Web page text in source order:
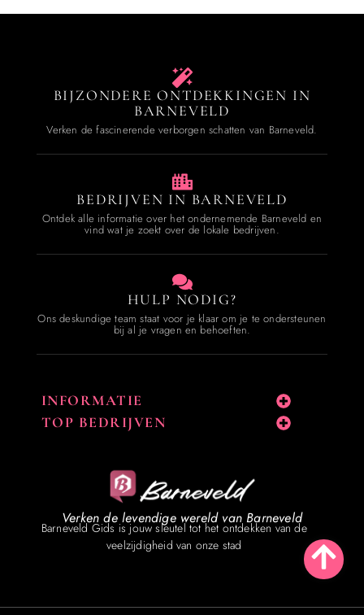
BIJZONDERE ONTDEKKINGEN IN
BARNEVELD
Verken de fascinerende verborgen schatten van Barneveld.
BEDRIJVEN IN BARNEVELD
Ontdek alle informatie over het ondernemende Barneveld en
vind wat je zoekt over de lokale bedrijven.
HULP NODIG?
Ons deskundige team staat voor je klaar om je te ondersteunen
bij al je vragen en behoeften.
INFORMATIE
TOP BEDRIJVEN
Verken de levendige wereld van Barneveld
Barneveld Gids is jouw sleutel tot het ontdekken van de
veelzijdigheid van onze stad